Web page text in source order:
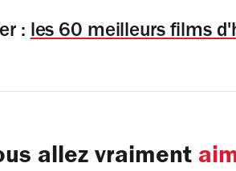
: les 60 meilleurs films
allez vraiment